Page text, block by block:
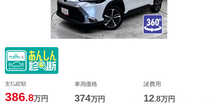
支払総額
386.8万円
車両価格
374万円
諸費用
12.8万円